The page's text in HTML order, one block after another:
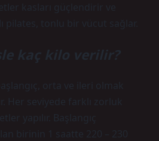
kasları güçlendirir ve
pilates, tonlu bir vücut sağlar.
kaç kilo verilir?
orta ve ileri olmak
Her seviyede farklı zorluk
yapılır. Başlangıç
birinin 1 saatte 220 – 230